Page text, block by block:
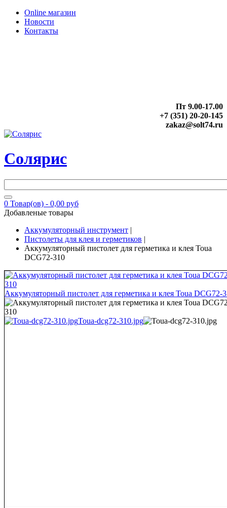
Online магазин
Новости
Контакты
Пт 9.00-17.00
+7 (351) 20-20-145
zakaz@solt74.ru
Солярис
0 Товар(ов) - 0,00 руб
Добавленые товары
Аккумуляторный инструмент |
Пистолеты для клея и герметиков |
Аккумуляторный пистолет для герметика и клея Toua
DCG72-310
Аккумуляторный пистолет для герметика и клея Toua DCG72-
Toua-dcg72-310.jpg